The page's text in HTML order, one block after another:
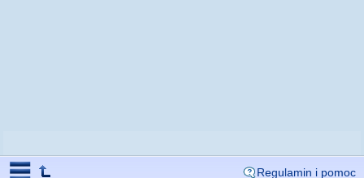
Regulamin i pomoc